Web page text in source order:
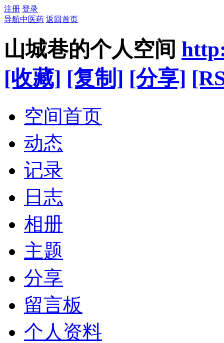
注册 登录
导航中医药 返回首页
山城巷的个人空间
[收藏] [复制] [分享]
空间首页
动态
记录
日志
相册
主题
分享
留言板
个人资料